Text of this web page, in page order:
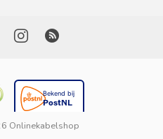
Onlinekabelshop